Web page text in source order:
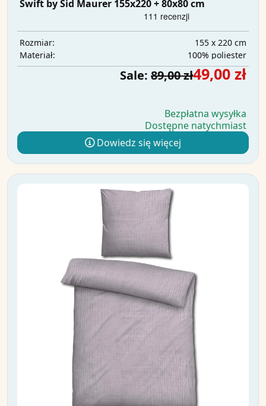
Swift by Sid Maurer 155x220 + 80x80 cm
Rozmiar:
155 x 220 cm
Materiał:
100% poliester
Sale: 89,00 zł49,00 zł
Bezpłatna wysyłka
Dostępne natychmiast
Dowiedz się więcej